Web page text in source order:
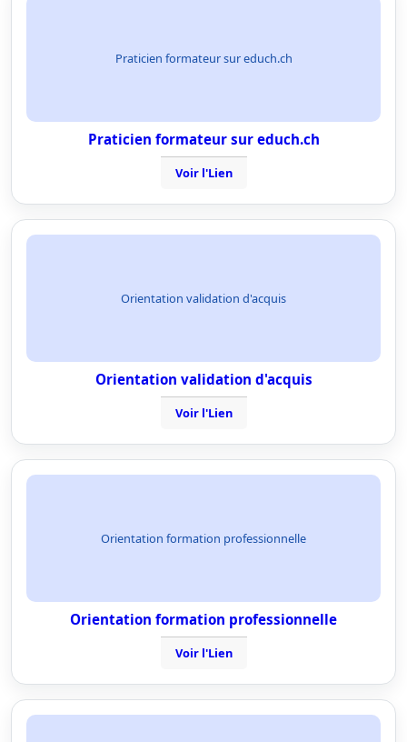
Praticien formateur sur educh.ch
Praticien formateur sur educh.ch
Voir l'Lien
Orientation validation d'acquis
Orientation validation d'acquis
Voir l'Lien
Orientation formation professionnelle
Orientation formation professionnelle
Voir l'Lien